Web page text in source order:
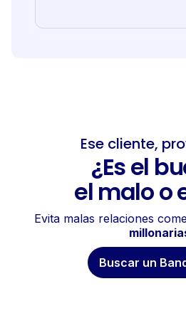
Ese cliente,
¿Es el
el malo o
Evita malas relaciones
Buscar un